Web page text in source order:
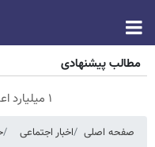
مطالب پیشنهادی
۱ میلیارد اعتبار خرید طلا | بدون ضامن و چک
صفحه اصلی اخبار اجتماعی